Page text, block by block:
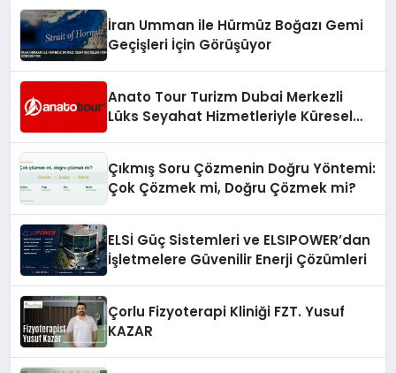
İran Umman ile Hürmüz Boğazı Gemi
Geçişleri İçin Görüşüyor
Anato Tour Turizm Dubai Merkezli
Lüks Seyahat Hizmetleriyle Küresel
Çıkmış Soru Çözmenin Doğru Yöntemi:
Çok Çözmek mi, Doğru Çözmek mi?
ELSİ Güç Sistemleri ve ELSIPOWER’dan
İşletmelere Güvenilir Enerji Çözümleri
Çorlu Fizyoterapi Kliniği FZT. Yusuf
KAZAR